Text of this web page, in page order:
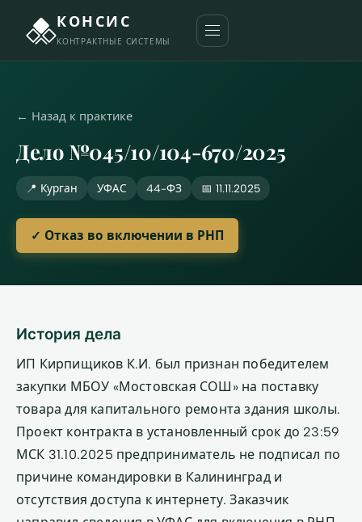
КОНСИС
КОНТРАКТНЫЕ СИСТЕМЫ
← Назад к практике
Дело №045/10/104-670/2025
📍 Курган УФАС 44-ФЗ 📅 11.11.2025
✓ Отказ во включении в РНП
История дела
ИП Кирпищиков К.И. был признан победителем
закупки МБОУ «Мостовская СОШ» на поставку
товара для капитального ремонта здания школы.
Проект контракта в установленный срок до 23:59
МСК 31.10.2025 предприниматель не подписал по
причине командировки в Калининград и
отсутствия доступа к интернету. Заказчик